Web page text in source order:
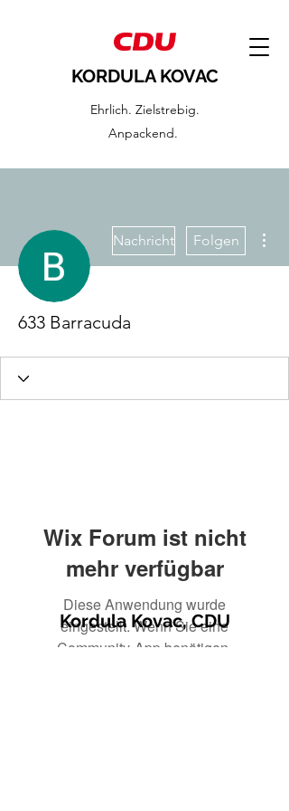
KORDULA KOVAC
Ehrlich. Zielstrebig.
Anpackend.
Nachricht Folgen
633 Barracuda
Wix Forum ist nicht
mehr verfügbar
Diese Anwendung wurde
eingestellt. Wenn Sie eine
Community-App benötigen,
Kordula Kovac, CDU